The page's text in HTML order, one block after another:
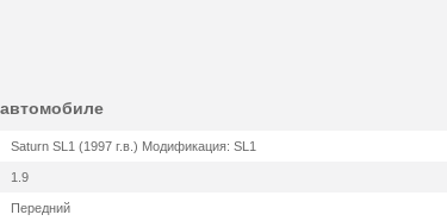
Saturn SL1 (1997 г.в.) Модификация: SL1
1.9
Передний